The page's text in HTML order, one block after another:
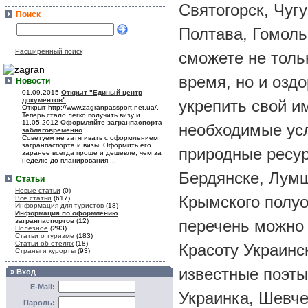
Поиск
Расширенный поиск
Новости
01.09.2015 Открыт "Единый центр
документов"
Открыт http://www.zagranpassport.net.ua/,
Теперь стало легко получить визу и ...
11.05.2012 Оформляйте загранпаспорта
заблаговременно
Советуем не затягивать с оформлением
загранпаспорта и визы. Оформить его
заранее всегда проще и дешевле, чем за
неделю до планирования ...
Статьи
Новые статьи (0)
Все статьи (617)
Информация для туристов (18)
Информация по оформлению
загранпаспортов (12)
Полезное (293)
Статьи о туризме (183)
Статьи об отелях (18)
Страны и курорты (93)
» Вход
E-Mail:
Пароль:
Святогорск,
Полтава,
сможете не
время, но и
укрепить свой
необходимые
природные
Бердянске,
Крымского
перечень
Красоту
известные
Украинка,